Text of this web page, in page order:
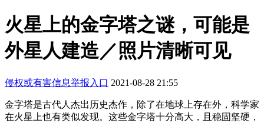
火星上的金字塔之谜，可能是
外星人建造／照片清晰可见
侵权或有害信息举报入口 2021-08-28 21:55
金字塔是古代人杰出历史杰作，除了在地球上存在外，科学家
在火星上也有类似发现。这些金字塔十分高大，且稳固坚硬，